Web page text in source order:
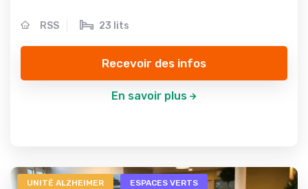
RSS 23 lits
Recevoir des infos
En savoir plus
UNITÉ ALZHEIMER ESPACES VERTS